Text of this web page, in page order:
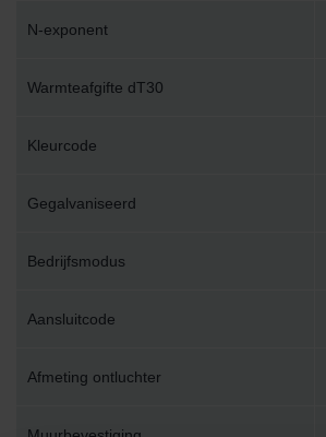
N-exponent
Warmteafgifte dT30
Kleurcode
Gegalvaniseerd
Bedrijfsmodus
Aansluitcode
Afmeting ontluchter